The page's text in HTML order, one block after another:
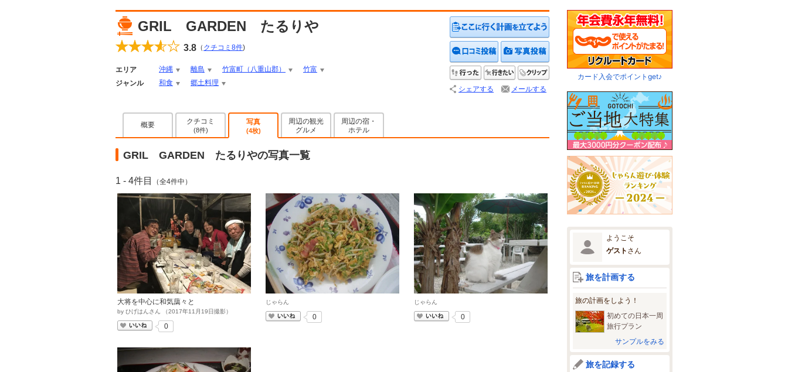
GRIL GARDEN たるりや
3.8 （ クチコミ 8件)
エリア 沖縄 離島 竹富町（八重山郡）
竹富
ジャンル
和食 郷土料理
クチコミを投稿する写真を投稿する
行った 行きたい
シェアする メールする
概要 クチコミ
(8件)
写真
(4枚)
周辺の観光
グルメ
周辺の宿・
ホテル
GRIL GARDEN たるりやの写真一覧
1 - 4件目 （全4件中）
大将を中心に和気藹々と
by ひげはんさん （2017年11 月 19日撮影）
いいね
0
じゃらん
いいね
0
じゃらん
いいね
0
カード入会でポイントget♪
ようこそ
ゲスト さん
旅を計画する
旅の計画をしよう！
初めての日本一周
旅行プラン
サンプルをみる
旅を記録する